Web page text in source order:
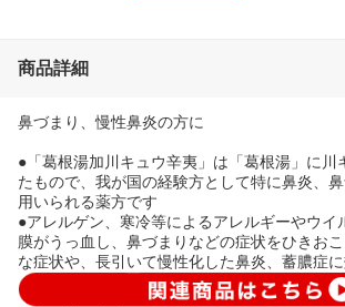
商品詳細
鼻づまり、慢性鼻炎の方に
●「葛根湯加川キュウ辛夷」は「葛根湯」に川
たもので、我が国の経験方として特に鼻炎、
用いられる薬方です
●アレルゲン、寒冷等によるアレルギーやウイ
膜がうっ血し、鼻づまりなどの症状をひきお
な症状や、長引いて慢性化した鼻炎、蓄膿症